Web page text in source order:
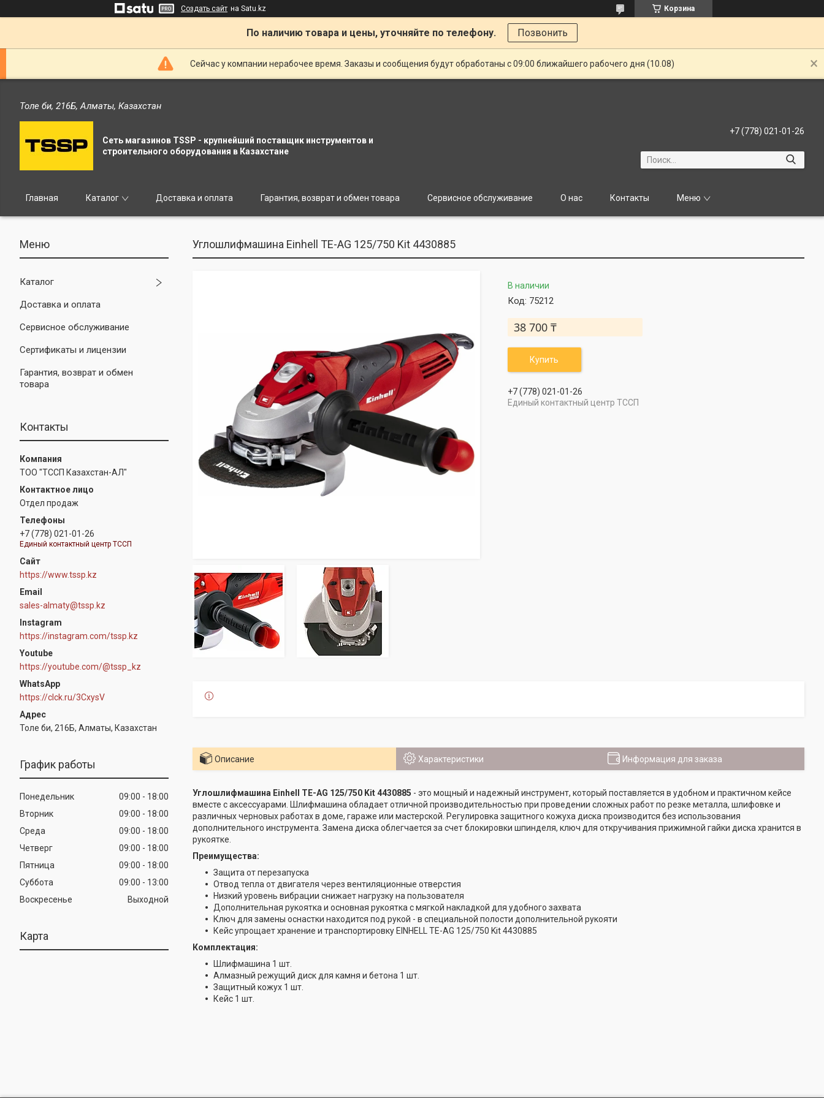
Создать сайт на Satu.kz Корзина
По наличию товара и цены, уточняйте по телефону. Позвонить
Сейчас у компании нерабочее время. Заказы и сообщения будут обработаны с 09:00 ближайшего рабочего дня (10.08)
Толе би, 216Б, Алматы, Казахстан
Сеть магазинов TSSP - крупнейший поставщик инструментов и
строительного оборудования в Казахстане
+7 (778) 021-01-26
Главная Каталог Доставка и оплата Гарантия, возврат и обмен товара Сервисное обслуживание О нас Контакты Меню
Каталог
Доставка и оплата
Сервисное обслуживание
Сертификаты и лицензии
Гарантия, возврат и обмен
товара
Контакты
ТОО "ТССП Казахстан-АЛ"
Отдел продаж
+7 (778) 021-01-26
Единый контактный центр ТССП
https://www.tssp.kz
sales-almaty@tssp.kz
Instagram
https://instagram.com/tssp.kz
Youtube
https://youtube.com/@tssp_kz
WhatsApp
https://clck.ru/3CxysV
Толе би, 216Б, Алматы, Казахстан
График работы
Понедельник 09:00
18:00
Вторник
09:00
18:00
Среда
09:00
18:00
Четверг
09:00
18:00
Пятница
09:00
18:00
Суббота
09:00
13:00
Воскресенье
Выходной
Карта
Углошлифмашина Einhell TE-AG 125/750 Kit 4430885
В наличии
Код: 75212
38 700 ₸
Купить
+7 (778) 021-01-26
Единый контактный центр ТССП
Описание Характеристики Информация для заказа
Углошлифмашина Einhell TE-AG 125/750 Kit 4430885 - это мощный и надежный инструмент, который поставляется в удобном и практичном кейсе
вместе с аксессуарами. Шлифмашина обладает отличной производительностью при проведении сложных работ по резке металла, шлифовке и
различных черновых работах в доме, гараже или мастерской. Регулировка защитного кожуха диска производится без использования
дополнительного инструмента. Замена диска облегчается за счет блокировки шпинделя, ключ для откручивания прижимной гайки диска хранится в
рукоятке.
Преимущества:
Защита от перезапуска
Отвод тепла от двигателя через вентиляционные отверстия
Низкий уровень вибрации снижает нагрузку на пользователя
Дополнительная рукоятка и основная рукоятка с мягкой накладкой для удобного захвата
Ключ для замены оснастки находится под рукой - в специальной полости дополнительной рукояти
Кейс упрощает хранение и транспортировку EINHELL TE-AG 125/750 Kit 4430885
Комплектация:
Шлифмашина 1 шт.
Алмазный режущий диск для камня и бетона 1 шт.
Защитный кожух 1 шт.
Кейс 1 шт.